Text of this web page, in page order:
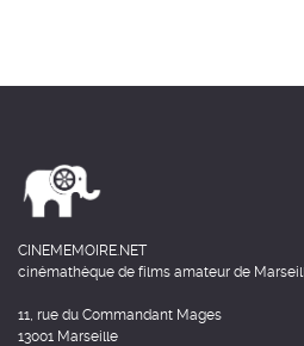
CINEMEMOIRE.NET
cinémathèque de films amateur de
11, rue du Commandant Mages
13001 Marseille